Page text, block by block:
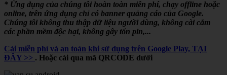
* Ứng dụng của chúng tôi hoàn toàn miễn phí, chạy offline hoặc
online, trên ứng dụng chỉ có banner quảng cáo của Google.
Chúng tôi không thu thập dữ liệu người dùng, không cài cắm
các phần mềm độc hại, không gây tốn pin,...
Cài miễn phí và an toàn khi sử dụng trên Google Play, TẠI
ĐÂY >> . Hoặc cài qua mã QRCODE dưới